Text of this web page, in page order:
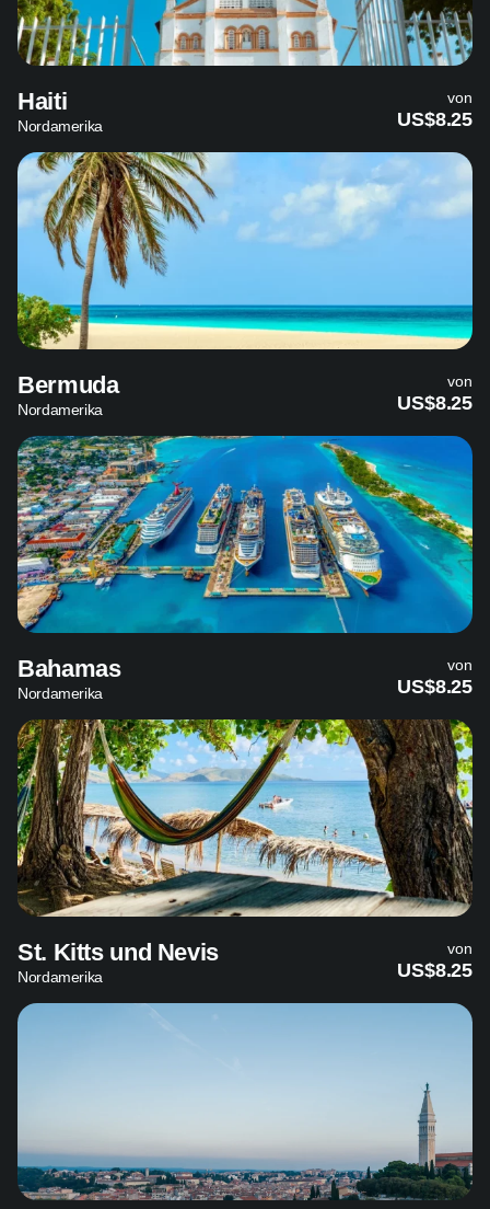
Haiti
Nordamerika
von
US$8.25
Bermuda
Nordamerika
von
US$8.25
Bahamas
Nordamerika
von
US$8.25
St. Kitts und Nevis
Nordamerika
von
US$8.25